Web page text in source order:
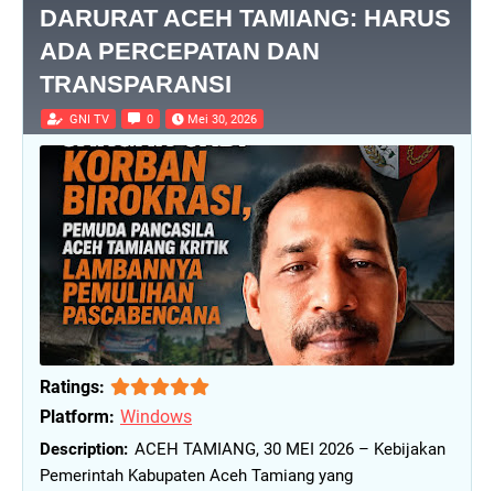
DARURAT ACEH TAMIANG: HARUS
ADA PERCEPATAN DAN
TRANSPARANSI
GNI TV 0 Mei 30, 2026
Ratings:
Platform: Windows
ACEH TAMIANG, 30 MEI 2026 – Kebijakan
Pemerintah Kabupaten Aceh Tamiang yang